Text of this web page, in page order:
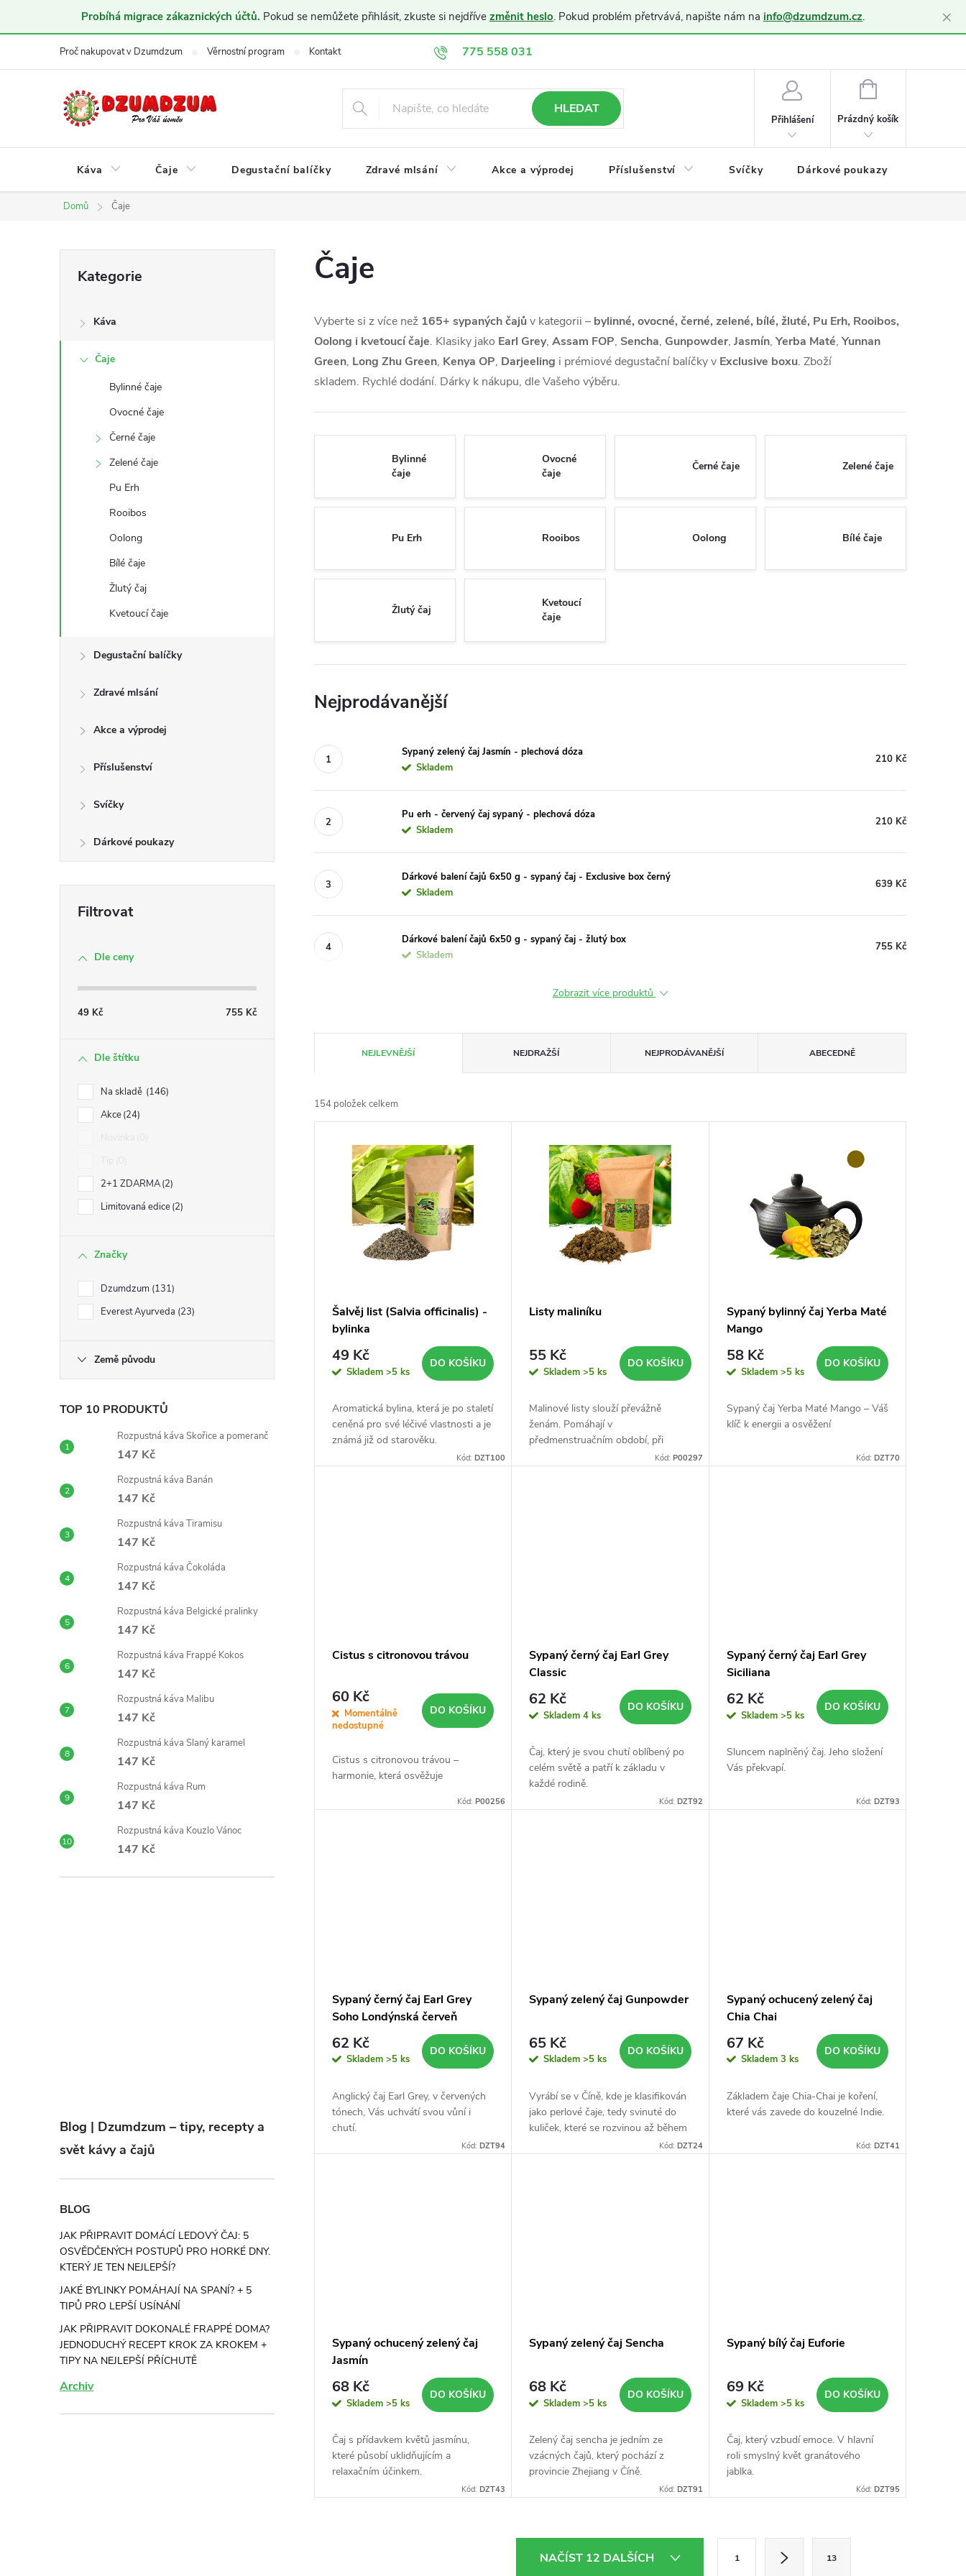
Probíhá migrace zákaznických účtů. Pokud se nemůžete přihlásit, zkuste si nejdříve změnit heslo. Pokud problém přetrvává, napište nám na info@dzumdzum.cz. ×
775 558 031
Proč nakupovat v Dzumdzum Věrnostní program Kontakt Doprava a platba Obchodní podmínky
HLEDAT
Přihlášení
NÁKUPNÍ
Prázdný košík
Káva Čaje Degustační balíčky Zdravé mlsání Akce a výprodej Příslušenství Svíčky Dárkové poukazy
Domů Čaje
s
kategorie
Kategorie
Káva
Čaje
Bylinné čaje
Ovocné čaje
Černé čaje
Zelené čaje
Pu Erh
Rooibos
Oolong
Bílé čaje
Žlutý čaj
Kvetoucí čaje
Degustační balíčky
Zdravé mlsání
Akce a výprodej
Příslušenství
Svíčky
Dárkové poukazy
Dle ceny
49 Kč 755 Kč
Dle štítku
Na skladě 146
Akce 24
2+1 ZDARMA 2
Limitovaná edice 2
Značky
Dzumdzum 131
Everest Ayurveda 23
Země původu
TOP 10 PRODUKTŮ
Rozpustná káva Skořice a pomeranč
147 Kč
Rozpustná káva Banán
147 Kč
Rozpustná káva Tiramisu
147 Kč
Rozpustná káva Čokoláda
147 Kč
Rozpustná káva Belgické pralinky
147 Kč
Rozpustná káva Frappé Kokos
147 Kč
Rozpustná káva Malibu
147 Kč
Rozpustná káva Slaný karamel
147 Kč
Rozpustná káva Rum
147 Kč
Rozpustná káva Kouzlo Vánoc
147 Kč
Blog | Dzumdzum – tipy, recepty a
svět kávy a čajů
BLOG
JAK PŘIPRAVIT DOMÁCÍ LEDOVÝ ČAJ: 5
OSVĚDČENÝCH POSTUPŮ PRO HORKÉ DNY.
KTERÝ JE TEN NEJLEPŠÍ?
JAKÉ BYLINKY POMÁHAJÍ NA SPANÍ? + 5
TIPŮ PRO LEPŠÍ USÍNÁNÍ
JAK PŘIPRAVIT DOKONALÉ FRAPPÉ DOMA?
JEDNODUCHÝ RECEPT KROK ZA KROKEM +
TIPY NA NEJLEPŠÍ PŘÍCHUTĚ
Archiv
Čaje
Vyberte si z více než 165+ sypaných čajův kategorii – bylinné, ovocné, černé, zelené, bílé, žluté, Pu Erh, Rooibos,
Oolong i kvetoucí čaje. Klasiky jako Earl Grey, Assam FOP, Sencha, Gunpowder, Jasmín,Yerba Maté,Yunnan
Green, Long Zhu Green, Kenya OP, Darjeeling i prémiové degustační balíčky v Exclusive boxu. Zboží
skladem. Rychlé dodání. Dárky k nákupu, dle Vašeho výběru.
Bylinné
čaje
Ovocné
čaje
Černé čaje Zelené čaje
Pu Erh Rooibos Oolong Bílé čaje
Žlutý čaj
Kvetoucí
čaje
Nejprodávanější
Sypaný zelený čaj Jasmín - plechová dóza
Skladem
210 Kč
Pu erh - červený čaj sypaný - plechová dóza
Skladem
210 Kč
Dárkové balení čajů 6x50 g - sypaný čaj - Exclusive box černý
Skladem
639 Kč
Dárkové balení čajů 6x50 g - sypaný čaj - žlutý box
Skladem
755 Kč
Zobrazit více produktů
a
z
NEJLEVNĚJŠÍ NEJDRAŽŠÍ NEJPRODÁVANĚJŠÍ ABECEDNĚ
154 položek celkem
u
Šalvěj list (Salvia officinalis) -
bylinka
49 Kč
Skladem >5 ks
DO KOŠÍKU
Aromatická bylina, která je po staletí
ceněná pro své léčivé vlastnosti a je
známá již od starověku.
Kód:DZT100
Listy maliníku
55 Kč
Skladem>5 ks
DO KOŠÍKU
Malinové listy slouží převážně
ženám. Pomáhají v
předmenstruačním období, při
menstruačních obtíží, i běhemKód: P00297
Sypaný bylinný čaj Yerba Maté
Mango
58 Kč
Skladem >5 ks
DO KOŠÍKU
Sypaný čaj Yerba Maté Mango – Váš
klíč k energii a osvěžení
Kód: DZT70
Cistus s citronovou trávou
60 Kč
Momentálně
nedostupné
DO KOŠÍKU
Cistus s citronovou trávou –
harmonie, která osvěžuje
Kód:P00256
Sypaný černý čaj Earl Grey
Classic
62 Kč
Skladem4 ks
DO KOŠÍKU
Čaj, který je svou chutí oblíbený po
celém světě a patří k základu v
každé rodině.
Kód: DZT92
Sypaný černý čaj Earl Grey
Siciliana
62 Kč
Skladem >5 ks
DO KOŠÍKU
Sluncem naplněný čaj. Jeho složení
Vás překvapí.
Kód: DZT93
Sypaný černý čaj Earl Grey
Soho Londýnská červeň
62 Kč
Skladem >5 ks
DO KOŠÍKU
Anglický čaj Earl Grey, v červených
tónech, Vás uchvátí svou vůní i
chutí.
Kód:DZT94
Sypaný zelený čaj Gunpowder
65 Kč
Skladem>5 ks
DO KOŠÍKU
Vyrábí se v Číně, kde je klasifikován
jako perlové čaje, tedy svinuté do
kuliček, které se rozvinou až během
Kód: DZT24
Sypaný ochucený zelený čaj
Chia Chai
67 Kč
Skladem 3 ks
DO KOŠÍKU
Základem čaje Chia-Chai je koření,
které vás zavede do kouzelné Indie.
Kód: DZT41
Sypaný ochucený zelený čaj
Jasmín
68 Kč
Skladem >5 ks
DO KOŠÍKU
Čaj s přídavkem květů jasmínu,
které působí uklidňujícím a
relaxačním účinkem.
Kód:DZT43
Sypaný zelený čaj Sencha
68 Kč
Skladem>5 ks
DO KOŠÍKU
Zelený čaj sencha je jedním ze
vzácných čajů, který pochází z
provincie Zhejiang v Číně.
Kód: DZT91
Sypaný bílý čaj Euforie
69 Kč
Skladem >5 ks
DO KOŠÍKU
Čaj, který vzbudí emoce. V hlavní
roli smyslný květ granátového
jablka.
Kód: DZT95
NAČÍST 12 DALŠÍCH 1 13